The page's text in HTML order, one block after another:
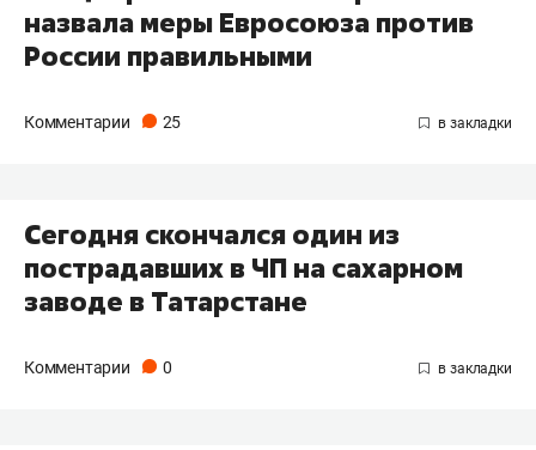
назвала меры Евросоюза против
России правильными
Комментарии 25
Сегодня скончался один из
пострадавших в ЧП на сахарном
заводе в Татарстане
Комментарии 0